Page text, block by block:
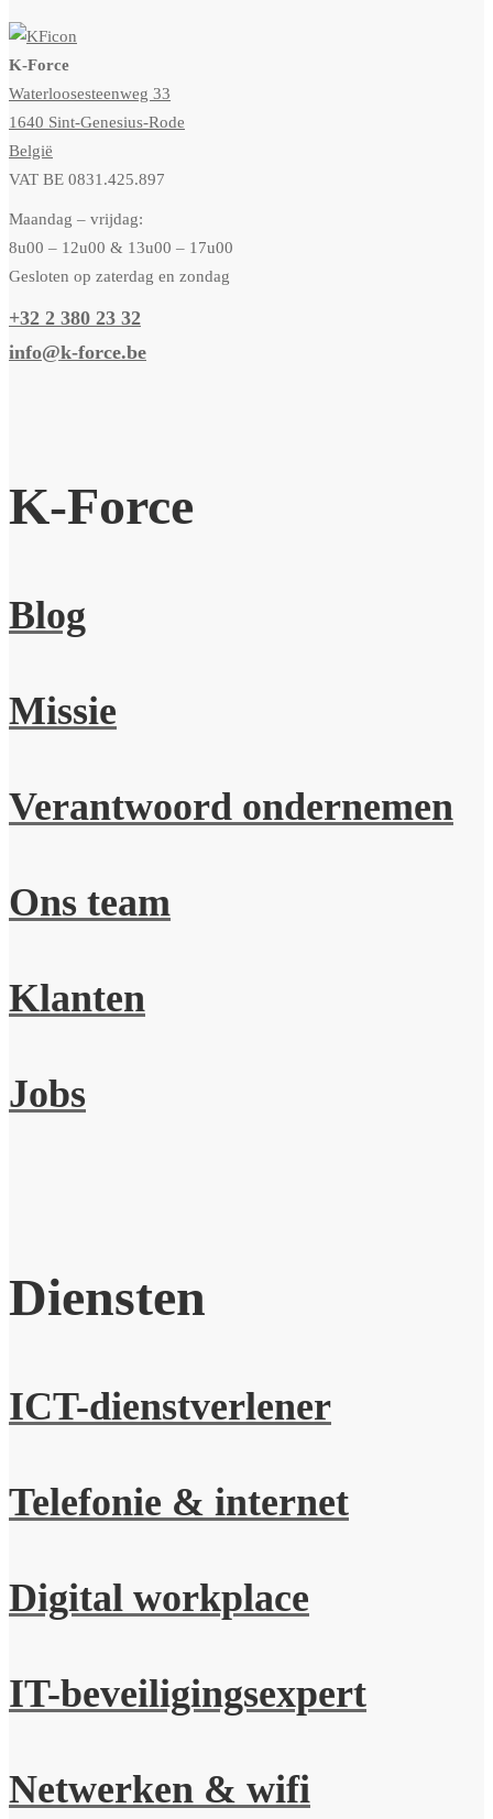
K-Force
Waterloosesteenweg 33
1640 Sint-Genesius-Rode
België
VAT BE 0831.425.897
Maandag – vrijdag:
8u00 – 12u00 & 13u00 – 17u00
Gesloten op zaterdag en zondag
+32 2 380 23 32
info@k-force.be
K-Force
Blog
Missie
Verantwoord ondernemen
Ons team
Klanten
Jobs
Diensten
ICT-dienstverlener
Telefonie & internet
Digital workplace
IT-beveiligingsexpert
Netwerken & wifi